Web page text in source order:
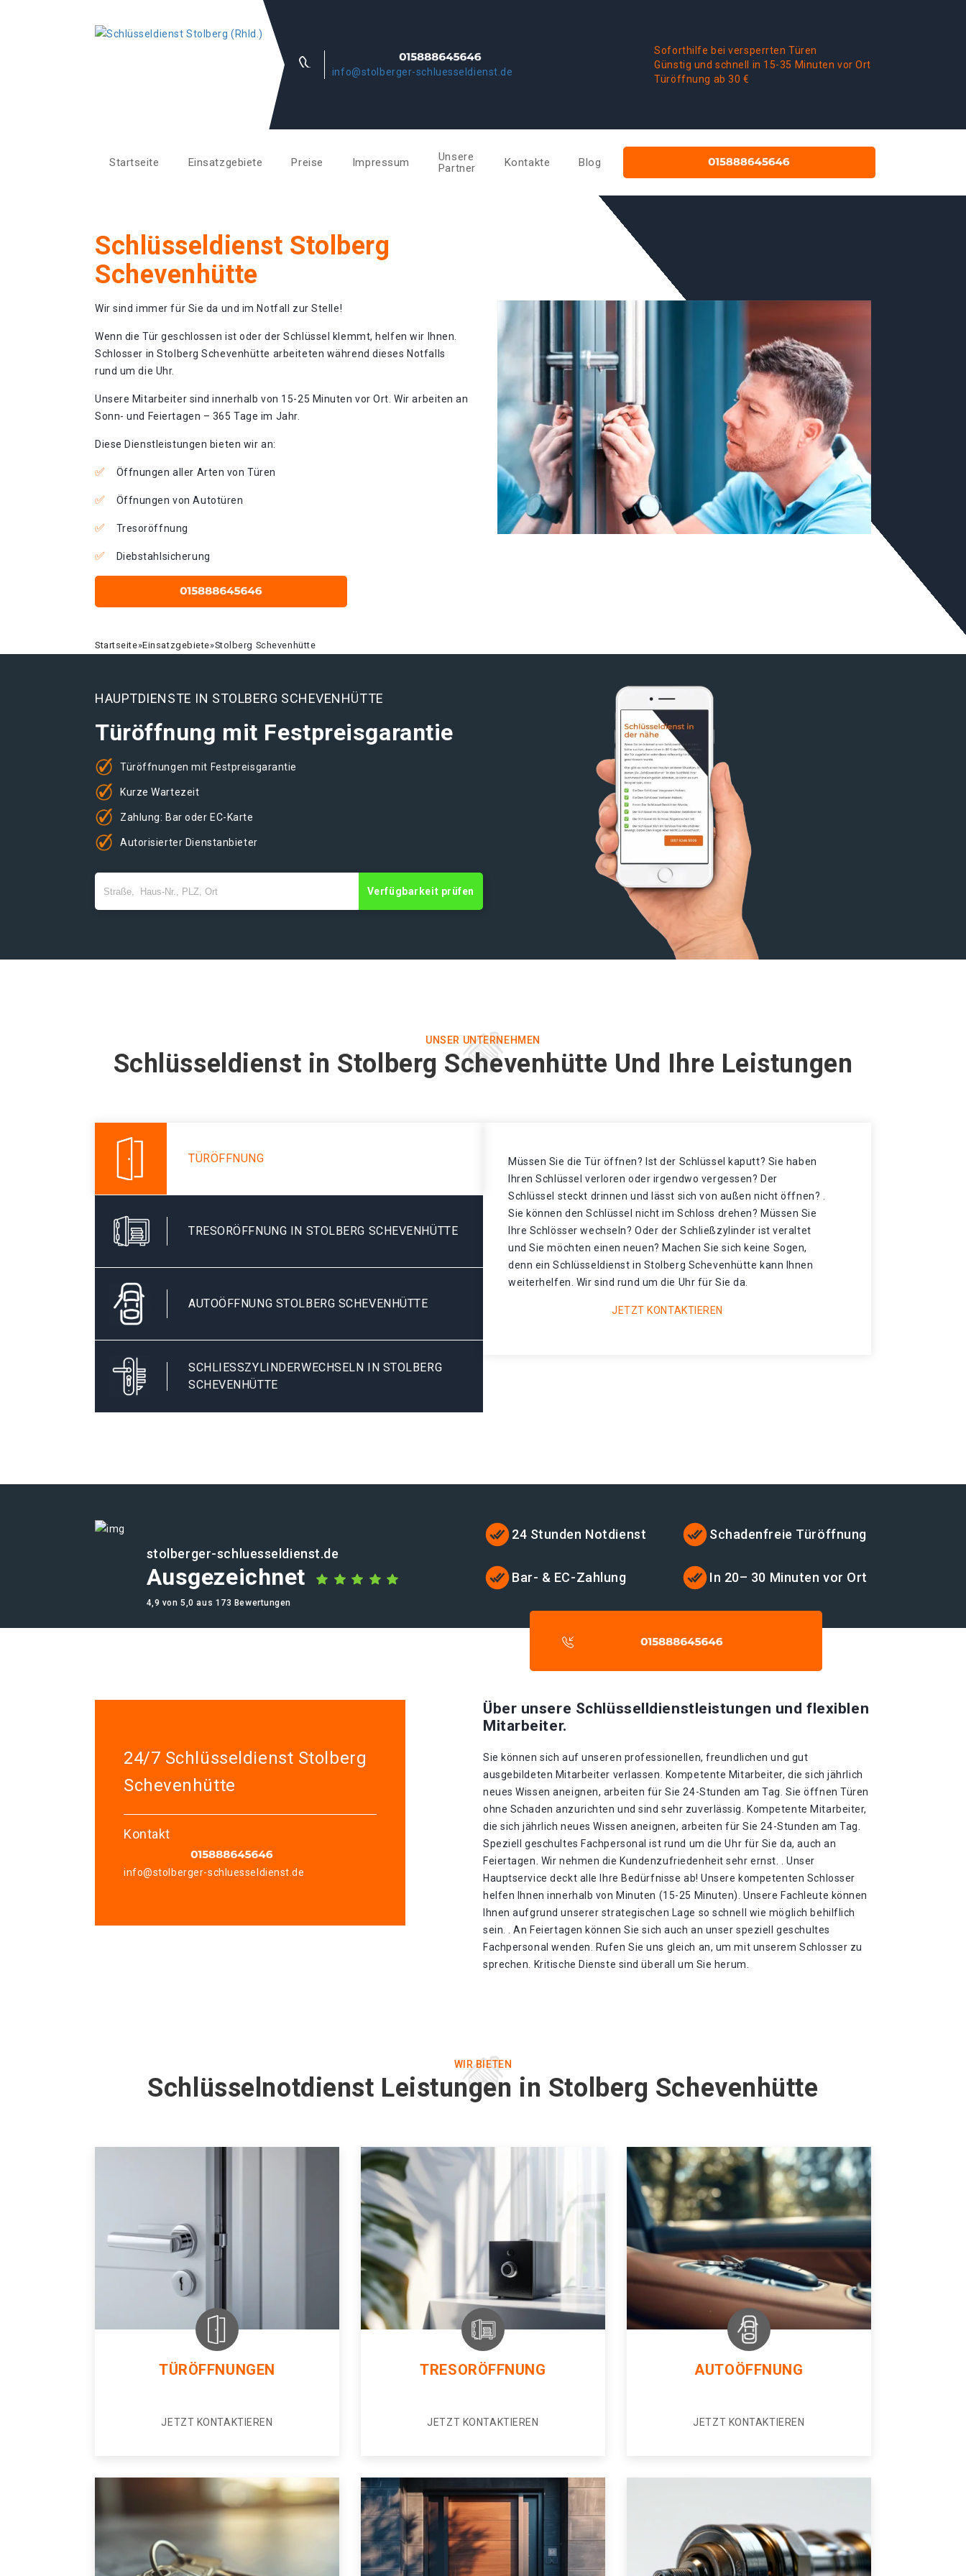
info@stolberger-schluesseldienst.de
Soforthilfe bei versperrten Türen
Günstig und schnell in 15-35 Minuten vor Ort
Türöffnung ab 30 €
Startseite Einsatzgebiete Preise Impressum
Unsere
Partner
Kontakte Blog
Schlüsseldienst Stolberg
Schevenhütte
Wir sind immer für Sie da und im Notfall zur Stelle!
Wenn die Tür geschlossen ist oder der Schlüssel klemmt, helfen wir Ihnen.
Schlosser in Stolberg Schevenhütte arbeiteten während dieses Notfalls
rund um die Uhr.
Unsere Mitarbeiter sind innerhalb von 15-25 Minuten vor Ort. Wir arbeiten an
Sonn- und Feiertagen – 365 Tage im Jahr.
Diese Dienstleistungen bieten wir an:
Öffnungen aller Arten von Türen
Öffnungen von Autotüren
Tresoröffnung
Diebstahlsicherung
Startseite»Einsatzgebiete»Stolberg Schevenhütte
HAUPTDIENSTE IN STOLBERG SCHEVENHÜTTE
Türöffnung mit Festpreisgarantie
Türöffnungen mit Festpreisgarantie
Kurze Wartezeit
Zahlung: Bar oder EC-Karte
Autorisierter Dienstanbieter
Verfügbarkeit prüfen
UNSER UNTERNEHMEN
Schlüsseldienst in Stolberg Schevenhütte Und Ihre Leistungen
TÜRÖFFNUNG
TRESORÖFFNUNG IN STOLBERG SCHEVENHÜTTE
AUTOÖFFNUNG STOLBERG SCHEVENHÜTTE
SCHLIESSZYLINDERWECHSELN IN STOLBERG S
CHEVENHÜTTE
Müssen Sie die Tür öffnen? Ist der Schlüssel kaputt? Sie haben
Ihren Schlüssel verloren oder irgendwo vergessen? Der
Schlüssel steckt drinnen und lässt sich von außen nicht öffnen? .
Sie können den Schlüssel nicht im Schloss drehen? Müssen Sie
Ihre Schlösser wechseln? Oder der Schließzylinder ist veraltet
und Sie möchten einen neuen? Machen Sie sich keine Sogen,
denn ein Schlüsseldienst in Stolberg Schevenhütte kann Ihnen
weiterhelfen. Wir sind rund um die Uhr für Sie da.
JETZT KONTAKTIEREN
stolberger-schluesseldienst.de
Ausgezeichnet
4,9 von 5,0 aus 173 Bewertungen
24 Stunden Notdienst Schadenfreie Türöffnung
Bar- & EC-Zahlung In 20– 30 Minuten vor Ort
24/7 Schlüsseldienst Stolberg
Schevenhütte
Kontakt
info@stolberger-schluesseldienst.de
Über unsere Schlüsselldienstleistungen und flexiblen
Mitarbeiter.
Sie können sich auf unseren professionellen, freundlichen und gut
ausgebildeten Mitarbeiter verlassen. Kompetente Mitarbeiter, die sich jährlich
neues Wissen aneignen, arbeiten für Sie 24-Stunden am Tag. Sie öffnen Türen
ohne Schaden anzurichten und sind sehr zuverlässig. Kompetente Mitarbeiter,
die sich jährlich neues Wissen aneignen, arbeiten für Sie 24-Stunden am Tag.
Speziell geschultes Fachpersonal ist rund um die Uhr für Sie da, auch an
Feiertagen. Wir nehmen die Kundenzufriedenheit sehr ernst. . Unser
Hauptservice deckt alle Ihre Bedürfnisse ab! Unsere kompetenten Schlosser
helfen Ihnen innerhalb von Minuten (15-25 Minuten). Unsere Fachleute können
Ihnen aufgrund unserer strategischen Lage so schnell wie möglich behilflich
sein. . An Feiertagen können Sie sich auch an unser speziell geschultes
Fachpersonal wenden. Rufen Sie uns gleich an, um mit unserem Schlosser zu
sprechen. Kritische Dienste sind überall um Sie herum.
WIR BIETEN
Schlüsselnotdienst Leistungen in Stolberg Schevenhütte
TÜRÖFFNUNGEN
JETZT KONTAKTIEREN
TRESORÖFFNUNG
JETZT KONTAKTIEREN
AUTOÖFFNUNG
JETZT KONTAKTIEREN